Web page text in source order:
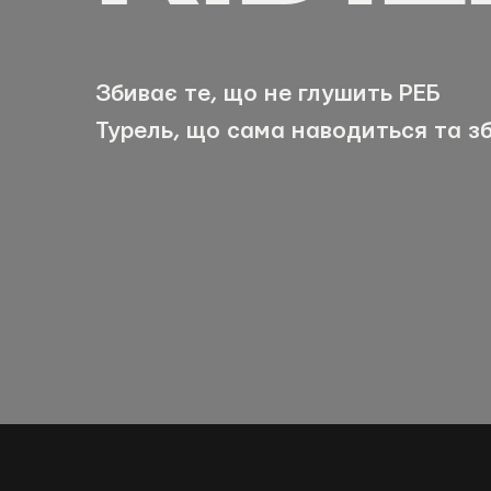
Збиває те, що не глушить РЕБ
Турель, що сама наводиться та